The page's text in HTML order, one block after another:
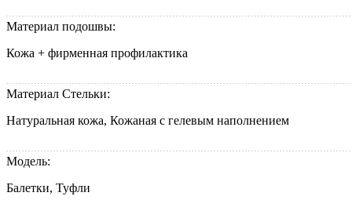
Материал подошвы:
Кожа + фирменная профилактика
Материал Стельки:
Натуральная кожа, Кожаная с гелевым наполнением
Модель:
Балетки, Туфли